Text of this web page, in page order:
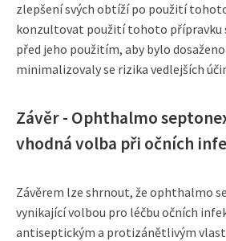
zlepšení svých obtíží po použití
konzultovat použití tohoto přípravku
před jeho použitím, aby bylo
minimalizovaly se rizika vedlejších
Závěr - Ophthalmo
vhodná volba při očních
Závěrem lze shrnout, že ophthalmo
vynikající volbou pro léčbu očních
antiseptickým a protizánětlivým